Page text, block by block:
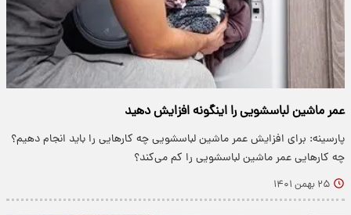
عمر ماشین لباسشویی را اینگونه افزایش دهید
پارسینه: برای افزایش عمر ماشین لباسشویی چه کارهایی را باید انجام دهیم؟
چه کارهایی عمر ماشین لباسشویی را کم می‌کند؟
۲۵ بهمن ۱۴۰۱